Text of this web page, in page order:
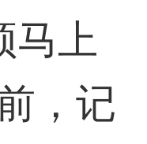
马上
，记